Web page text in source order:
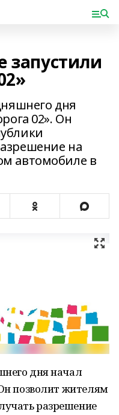
запустили
дня
02». Он
на
автомобиле в
дня начал
позволит жителям
разрешение